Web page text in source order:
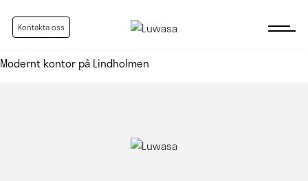
Kontakta oss
Modernt kontor på Lindholmen